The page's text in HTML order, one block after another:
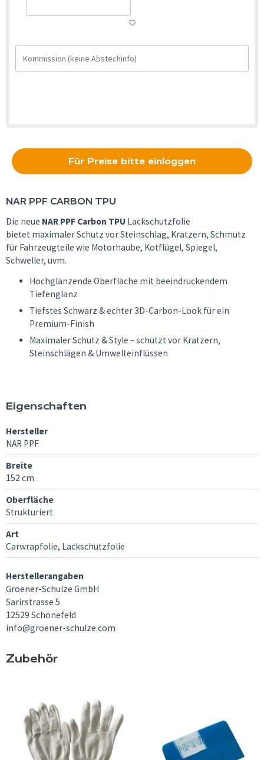
Für Preise bitte einloggen
NAR PPF CARBON TPU
Die neue NAR PPF Carbon TPU Lackschutzfolie
bietet maximaler Schutz vor Steinschlag, Kratzern, Schmutz
für Fahrzeugteile wie Motorhaube, Kotflügel, Spiegel,
Schweller, uvm.
Hochglänzende Oberfläche mit beeindruckendem
Tiefenglanz
Tiefstes Schwarz & echter 3D-Carbon-Look für ein
Premium-Finish
Maximaler Schutz & Style – schützt vor Kratzern,
Steinschlägen & Umwelteinflüssen
Eigenschaften
Hersteller
NAR PPF
Breite
152 cm
Oberfläche
Strukturiert
Art
Carwrapfolie, Lackschutzfolie
Herstellerangaben
Groener-Schulze GmbH
Sarirstrasse 5
12529 Schönefeld
info@groener-schulze.com
Zubehör